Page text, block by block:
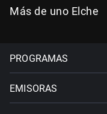
Más de uno Elche
PROGRAMAS
EMISORAS